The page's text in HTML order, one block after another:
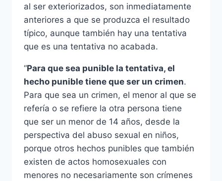
al ser exteriorizados, son inmediatamente
anteriores a que se produzca el resultado
típico, aunque también hay una tentativa
que es una tentativa no acabada.
“Para que sea punible la tentativa, el
hecho punible tiene que ser un crimen.
Para que sea un crimen, el menor al que se
refería o se refiere la otra persona tiene
que ser un menor de 14 años, desde la
perspectiva del abuso sexual en niños,
porque otros hechos punibles que también
existen de actos homosexuales con
menores no necesariamente son crímenes